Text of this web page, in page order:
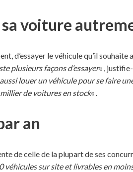
voiture
d’essayer le véhicule qu’il souhaite
plusieurs façons d’essayer« ,
louer un véhicule pour se faire
millier de voitures en stock« .
an
de celle de la plupart de ses
sur site et livrables en